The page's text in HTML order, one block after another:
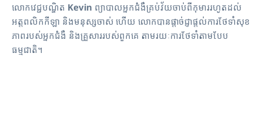
លោកវេជ្ជបណ្ឌិត Kevin ព្យាបាលអ្នកជំងឺគ្រប់វ័យចាប់ពីកុមាររហូតដល់
អត្តពលិកកីឡា និងមនុស្សចាស់ ហើយ លោកបានផ្តាច់ជ្ញាផ្តល់ការថែទាំសុខ
ភាពរបស់អ្នកជំងឺ និងគ្រួសាររបស់ពួកគេ តាមរយៈការថែទាំតាមបែប
ធម្មជាតិ។